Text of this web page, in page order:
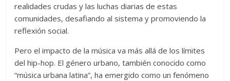
realidades crudas y las luchas diarias de estas
comunidades, desafiando al sistema y promoviendo la
reflexión social.
Pero el impacto de la música va más allá de los límites
del hip-hop. El género urbano, también conocido como
“música urbana latina”, ha emergido como un fenómeno